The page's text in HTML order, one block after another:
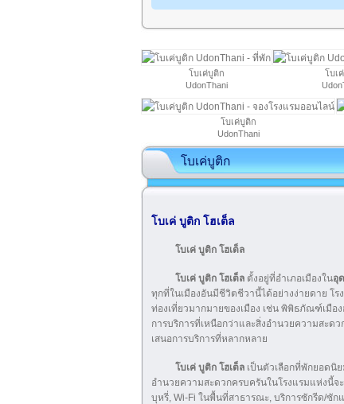
โบเค่บูติก
UdonThani
โบเ
โบเค่บูติก
UdonThani
โบเค่บูติก
โบเค่ บูติก โฮเต็ล
โบเค่ บูติก โฮเต็ล
โบเค่ บูติก โฮเต็ล ตั้งอยู่ที่อำเภอเมืองในอุ
ทุกที่ในเมืองอันมีชีวิตชีวานี้ได้อย่างง่ายดาย โ
ท่องเที่ยวมากมายของเมือง เช่น พิพิธภัณฑ์เมือง
การบริการที่เหนือกว่าและสิ่งอำนวยความสะด
เสนอการบริการที่หลากหลาย
โบเค่ บูติก โฮเต็ล เป็นตัวเลือกที่พักยอดนิ
อำนวยความสะดวกครบครันในโรงแรมแห่งนี้
บุหรี่, Wi-Fi ในพื้นที่สาธารณะ, บริการซักรีด/ซั